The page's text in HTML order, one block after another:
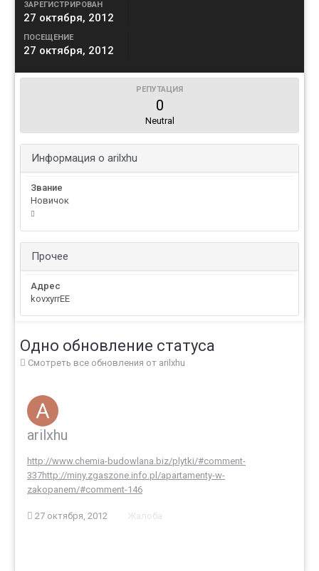
ЗАРЕГИСТРИРОВАН
27 октября, 2012
ПОСЕЩЕНИЕ
27 октября, 2012
РЕПУТАЦИЯ
0
Neutral
Информация о arilxhu
Звание
Новичок
Прочее
Адрес
kovxyrrEE
Одно обновление статуса
Смотреть все обновления от arilxhu
arilxhu
http://www.chemia-budowlana.biz/plytki/#comment-
337http://miny.zgaszone.info.pl/apartamenty-w-
zakopanem/#comment-146
27 октября, 2012 Жалоба